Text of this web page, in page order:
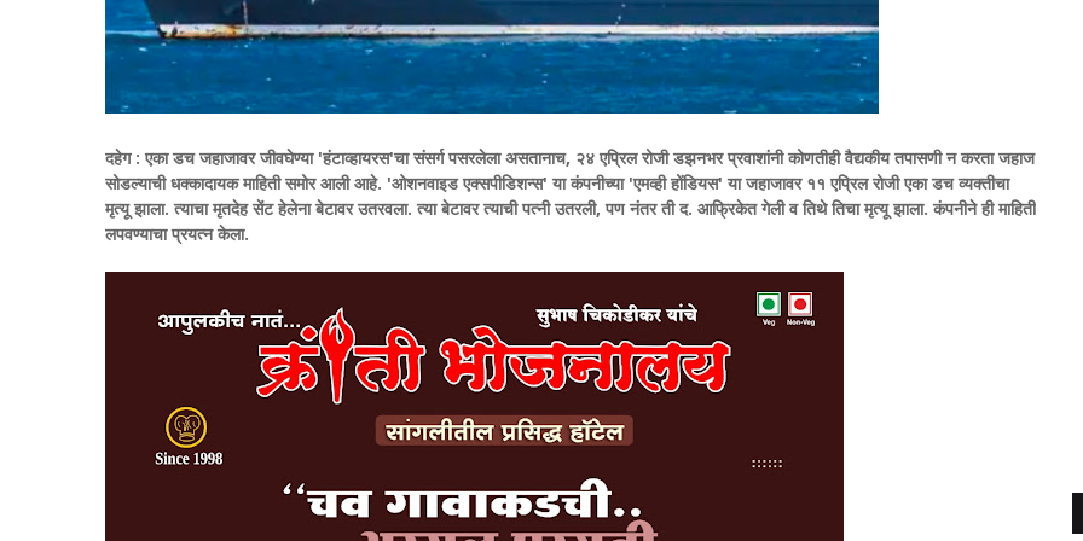
दहेग : एका डच जहाजावर जीवघेण्या 'हंटाव्हायरस'चा संसर्ग पसरलेला असतानाच, २४ एप्रिल रोजी डझनभर प्रवाशांनी कोणतीही वैद्यकीय तपासणी न करता जहाज
सोडल्याची धक्कादायक माहिती समोर आली आहे. 'ओशनवाइड एक्सपीडिशन्स' या कंपनीच्या 'एमव्ही होंडियस' या जहाजावर ११ एप्रिल रोजी एका डच व्यक्तीचा
मृत्यू झाला. त्याचा मृतदेह सेंट हेलेना बेटावर उतरवला. त्या बेटावर त्याची पत्नी उतरली, पण नंतर ती द. आफ्रिकेत गेली व तिथे तिचा मृत्यू झाला. कंपनीने ही माहिती
लपवण्याचा प्रयत्न केला.